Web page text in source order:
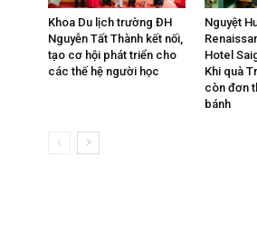
Khoa Du lịch trường ĐH
Nguyễn Tất Thành kết nối,
tạo cơ hội phát triển cho
các thế hệ người học
Nguyệt
Hotel
Khi quà
còn đơn
bánh